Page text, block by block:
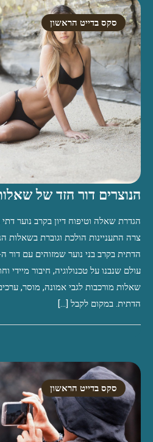
סקס בדייט הראשון
הנוצרים דור הזד של
צרה התעניינות הולכת וגוברת בשאלות
עולם שנבנו על טכנולוגיה, חיבור מיידי
שאלות מורכבות לגבי אמונה, מוסר,
הדתית. במקום לקבל […]
סקס בדייט הראשון